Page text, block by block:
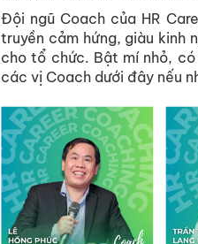
Đội ngũ Coach của HR
truyền cảm hứng, giàu kinh
cho tổ chức. Bật mí nhỏ,
các vị Coach dưới đây nếu